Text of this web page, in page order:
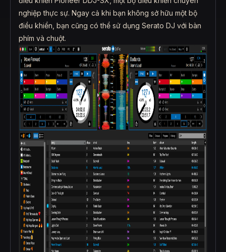
nghiệp thực sự. Ngay cả khi bạn không sở hữu một bộ
điều khiển, bạn cũng có thể sử dụng Serato DJ với bàn
phím và chuột.